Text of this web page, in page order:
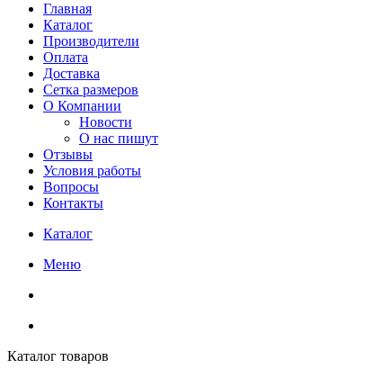
Главная
Каталог
Производители
Оплата
Доставка
Сетка размеров
О Компании
Новости
О нас пишут
Отзывы
Условия работы
Вопросы
Контакты
Каталог
Меню
Каталог товаров